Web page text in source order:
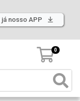
já nosso APP
0